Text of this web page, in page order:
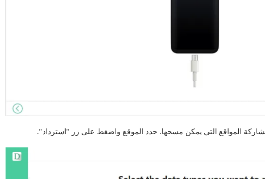
المواقع التي يمكن مسحها. حدد الموقع واضغط على زر "استرداد".